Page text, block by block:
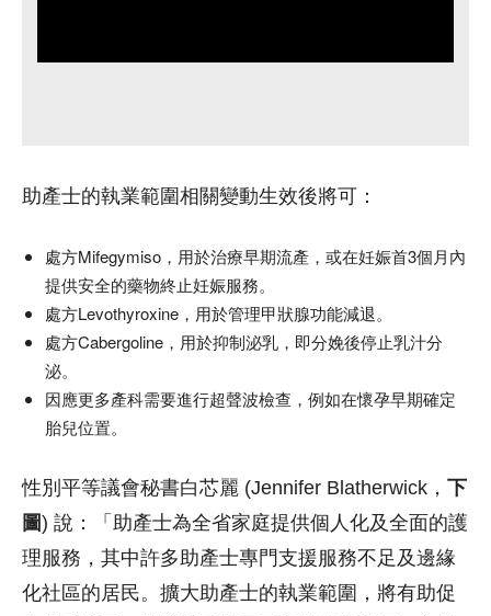
助產士的執業範圍相關變動生效後將可：
處方Mifegymiso，用於治療早期流產，或在妊娠首3個月內
提供安全的藥物終止妊娠服務。
處方Levothyroxine，用於管理甲狀腺功能減退。
處方Cabergoline，用於抑制泌乳，即分娩後停止乳汁分
泌。
因應更多產科需要進行超聲波檢查，例如在懷孕早期確定
胎兒位置。
性別平等議會秘書白芯麗 (Jennifer Blatherwick， 下
圖) 說：「助產士為全省家庭提供個人化及全面的護
理服務，其中許多助產士專門支援服務不足及邊緣
化社區的居民。擴大助產士的執業範圍，將有助促